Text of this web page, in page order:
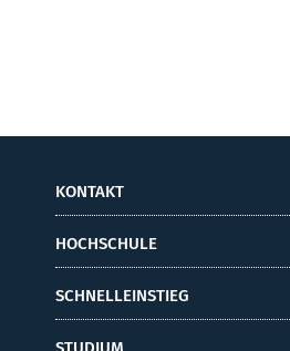
KONTAKT
HOCHSCHULE
SCHNELLEINSTIEG